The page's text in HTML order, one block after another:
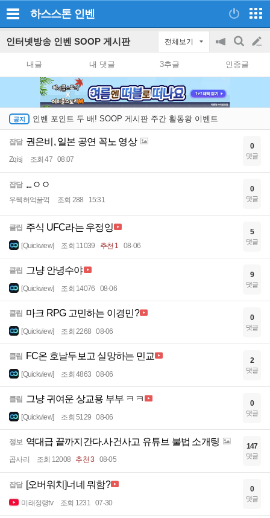
하스스톤 인벤
인터넷방송 인벤 SOOP 게시판 전체보기
공
on/off
검
색
글
쓰
내글 내 댓글 3추글 인증글
인벤 포인트 두 배! SOOP 게시판 주간 활동왕 이벤트
잡담 권은비, 일본 공연 꼭노 영상
Zqisj 조회 47 08:07
0
댓글
잡담 ...ㅇㅇ
우웩허억꿀꺽 조회 288 15:31
0
댓글
클립 주식 UFC라는 우정잉
[Quickview] 조회 11039 추천 1 08-06
5
댓글
클립 그냥 안녕수야
[Quickview] 조회 14076 08-06
9
댓글
클립 마크 RPG 고민하는 이경민?
[Quickview] 조회 2268 08-06
0
댓글
클립 FC온 호날두보고 실망하는 민교
[Quickview] 조회 4863 08-06
2
댓글
클립 그냥 귀여운 상교용 부부 ㅋㅋ
[Quickview] 조회 5129 08-06
0
댓글
정보 역대급 끝까지간다.사건사고 유튜브 불법 소개팅
곱사리 조회 12008 추천 3 08-05
147
댓글
잡담 [오버워치]너네 뭐함?
미래정령tv 조회 1231 07-30
0
댓글